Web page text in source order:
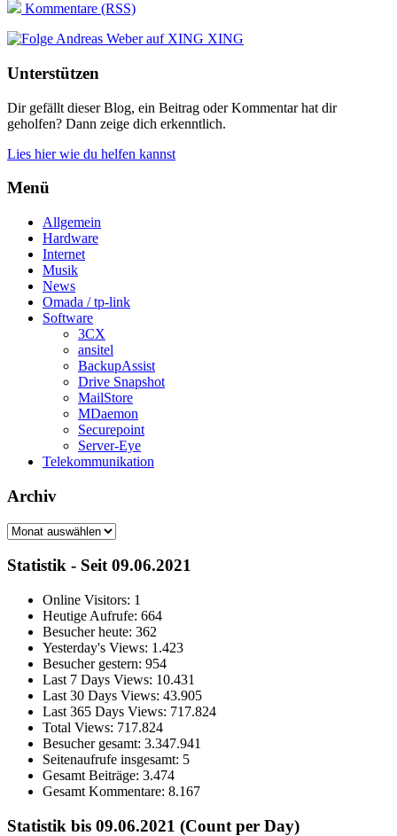
Kommentare (RSS)
XING
Unterstützen
Dir gefällt dieser Blog, ein Beitrag oder Kommentar hat dir
geholfen? Dann zeige dich erkenntlich.
Lies hier wie du helfen kannst
Menü
Allgemein
Hardware
Internet
Musik
News
Omada / tp-link
Software
3CX
ansitel
BackupAssist
Drive Snapshot
MailStore
MDaemon
Securepoint
Server-Eye
Telekommunikation
Archiv
Archiv
Statistik - Seit 09.06.2021
Online Visitors: 1
Heutige Aufrufe: 664
Besucher heute: 362
Yesterday's Views: 1.423
Besucher gestern: 954
Last 7 Days Views: 10.431
Last 30 Days Views: 43.905
Last 365 Days Views: 717.824
Total Views: 717.824
Besucher gesamt: 3.347.941
Seitenaufrufe insgesamt: 5
Gesamt Beiträge: 3.474
Gesamt Kommentare: 8.167
Statistik bis 09.06.2021 (Count per Day)